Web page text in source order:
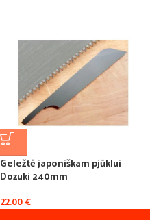
Geležtė japoniškam pjūklui
Dozuki 240mm
22.00€